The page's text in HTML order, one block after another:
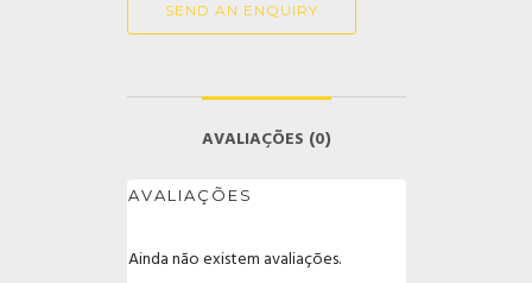
SEND AN ENQUIRY
AVALIAÇÕES (0)
AVALIAÇÕES
Ainda não existem avaliações.